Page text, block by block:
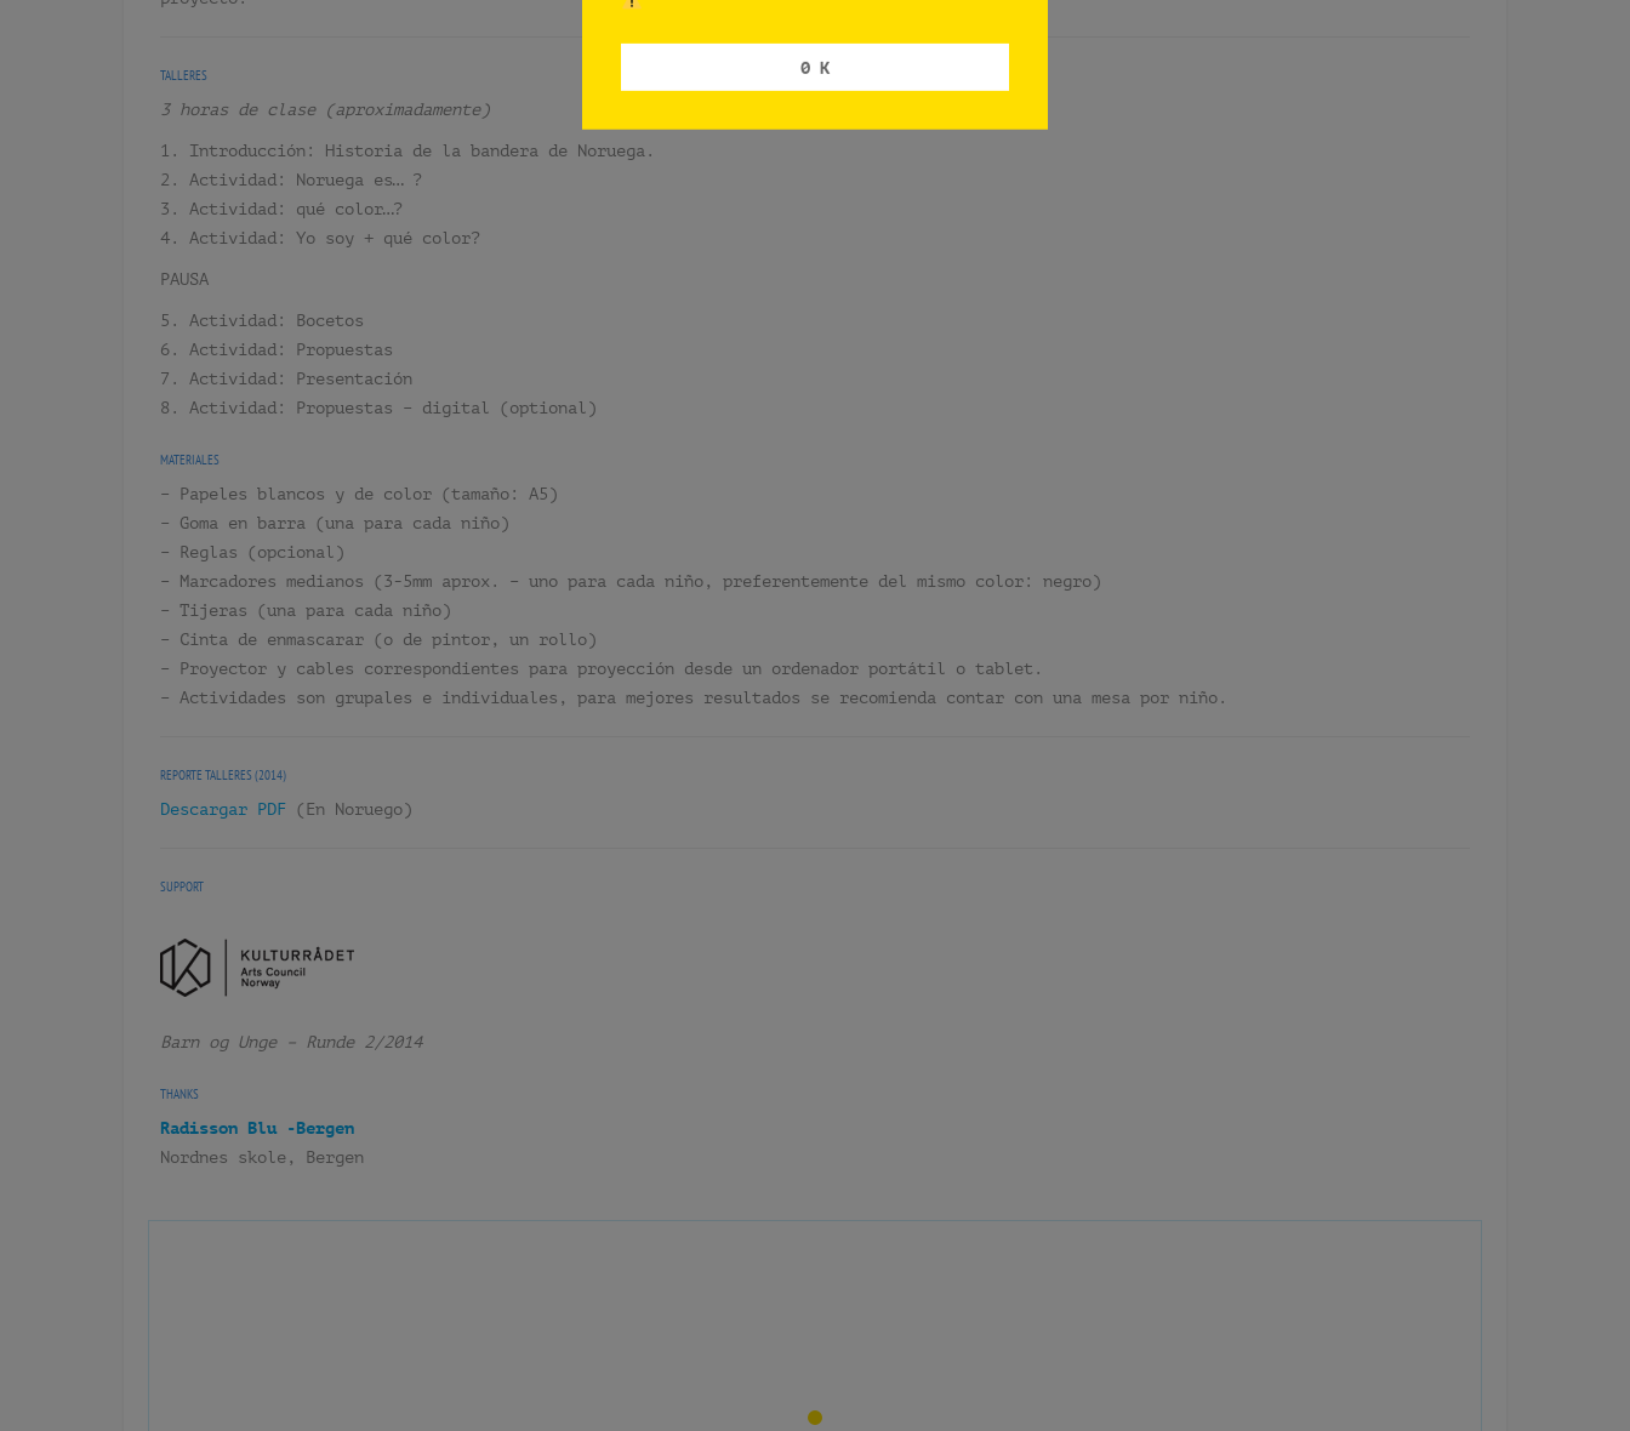
TALLERES
3 horas de clase (aproximadamente)
1. Introducción: Historia de la bandera de Noruega.
2. Actividad: Noruega es… ?
3. Actividad: qué color…?
4. Actividad: Yo soy + qué color?
PAUSA
5. Actividad: Bocetos
6. Actividad: Propuestas
7. Actividad: Presentación
8. Actividad: Propuestas – digital (optional)
MATERIALES
– Papeles blancos y de color (tamaño: A5)
– Goma en barra (una para cada niño)
– Reglas (opcional)
– Marcadores medianos (3-5mm aprox. – uno para cada niño, preferentemente del mismo color: negro)
– Tijeras (una para cada niño)
– Cinta de enmascarar (o de pintor, un rollo)
– Proyector y cables correspondientes para proyección desde un ordenador portátil o tablet.
– Actividades son grupales e individuales, para mejores resultados se recomienda contar con una mesa por niño.
REPORTE TALLERES (2014)
Descargar PDF (En Noruego)
SUPPORT
Barn og Unge – Runde 2/2014
THANKS
Radisson Blu -Bergen
Nordnes skole, Bergen
0 K